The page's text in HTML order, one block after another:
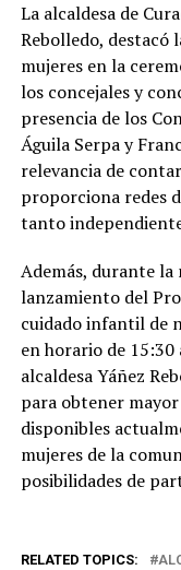
La alcaldesa de
Rebolledo,
mujeres en la
los concejales y
presencia de los
Águila Serpa y
relevancia de
proporciona redes
tanto
Además, durante la
lanzamiento del
cuidado infantil de
en horario de 15:30
alcaldesa Yáñez
para obtener
disponibles
mujeres de la
posibilidades de
RELATED TOPICS: